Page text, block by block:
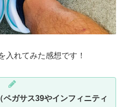
入れてみた感想です！
ペガサス39やインフィニティ